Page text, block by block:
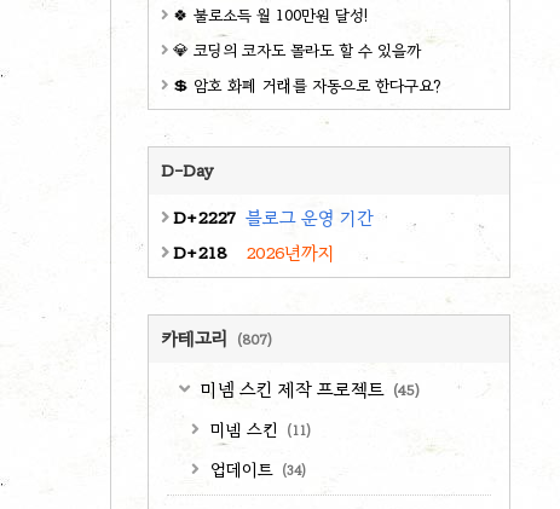
🍀 불로소득 월 100만원 달성!
💎 코딩의 코자도 몰라도 할 수 있을까
💲 암호 화폐 거래를 자동으로 한다구요?
D-Day
D+2227 블로그 운영 기간
D+218
2026년까지
카테고리 (807)
미넴 스킨 제작 프로젝트 (45)
미넴 스킨 (11)
업데이트 (34)